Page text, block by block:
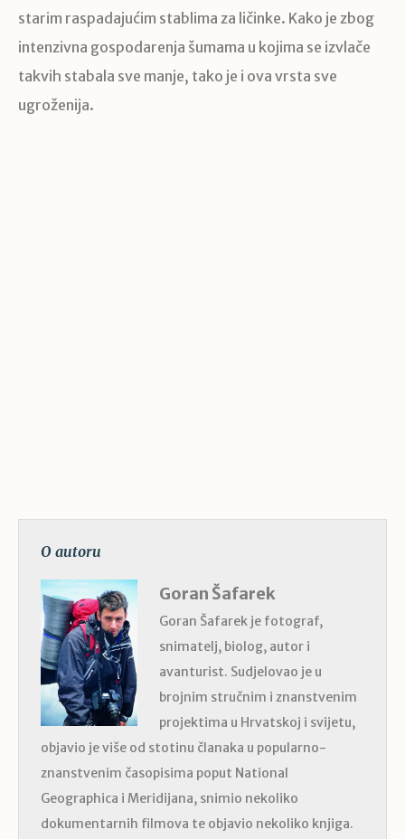
starim raspadajućim stablima za ličinke. Kako je zbog
intenzivna gospodarenja šumama u kojima se izvlače
takvih stabala sve manje, tako je i ova vrsta sve
ugroženija.
O autoru
Goran Šafarek
Goran Šafarek je fotograf,
snimatelj, biolog, autor i
avanturist. Sudjelovao je u
brojnim stručnim i znanstvenim
projektima u Hrvatskoj i svijetu,
objavio je više od stotinu članaka u popularno-
znanstvenim časopisima poput National
Geographica i Meridijana, snimio nekoliko
dokumentarnih filmova te objavio nekoliko knjiga.